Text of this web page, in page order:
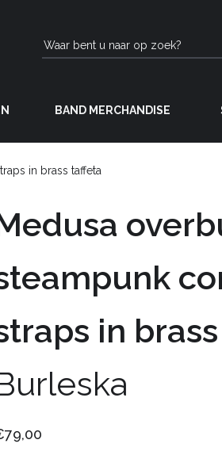
BAND MERCHANDISE
in brass taffeta
in